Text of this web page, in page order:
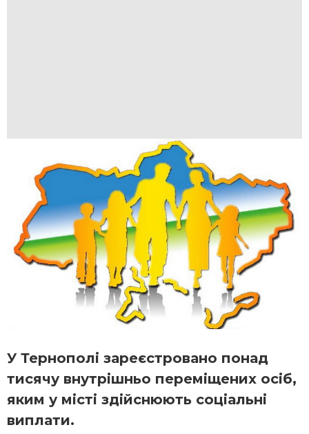
У Тернополі зареєстровано понад
тисячу внутрішньо переміщених осіб,
яким у місті здійснюють соціальні
виплати.